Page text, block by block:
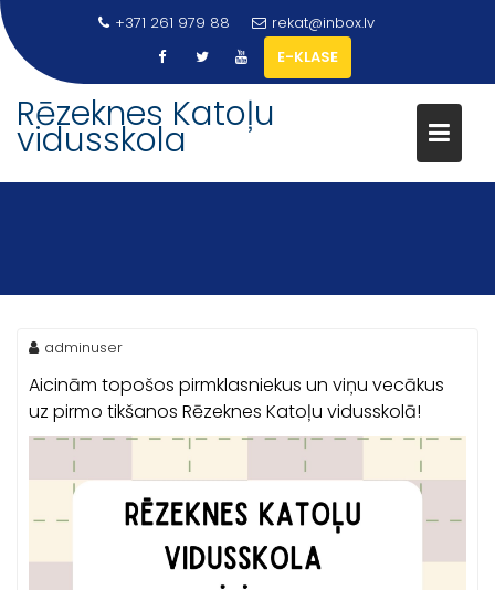
Skip
to
content
+371 261 979 88
rekat@inbox.lv
E-KLASE
Rēzeknes Katoļu
vidusskola
adminuser
Aicinām topošos pirmklasniekus un viņu vecākus
uz pirmo tikšanos Rēzeknes Katoļu vidusskolā!